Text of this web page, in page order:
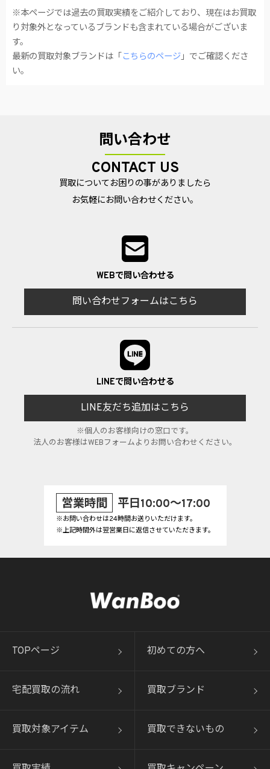
※本ページでは過去の買取実績をご紹介しており、現在はお買取
り対象外となっているブランドも含まれている場合がございま
す。
最新の買取対象ブランドは「 こちらのページ」でご確認くださ
い。
問い合わせ
CONTACT US
買取についてお困りの事がありましたら
お気軽にお問い合わせください。
WEBで問い合わせる
問い合わせフォームはこちら
LINEで問い合わせる
LINE友だち追加はこちら
※個人のお客様向けの窓口です。
法人のお客様はWEBフォームよりお問い合わせください。
営業時間 平日10:00～17:00
※お問い合わせは24時間お送りいただけます。
※上記時間外は翌営業日に返信させていただきます。
TOPページ 初めての方へ
宅配買取の流れ 買取ブランド
買取対象アイテム 買取できないもの